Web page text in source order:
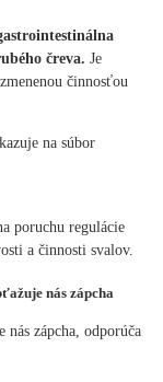
čreva. Je
činnosťou
na súbor
poruchu regulácie
a činnosti svalov.
nás zápcha
zápcha, odporúča